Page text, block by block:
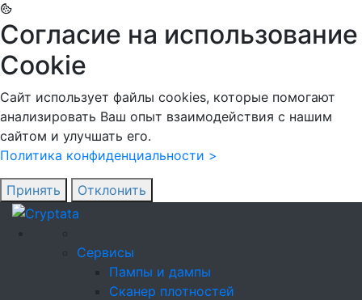
Согласие на использование
Cookie
Сайт использует файлы cookies, которые помогают
анализировать Ваш опыт взаимодействия с нашим
сайтом и улучшать его.
Политика конфиденциальности >
Принять Отклонить
Сервисы
Пампы и дампы
Сканер плотностей